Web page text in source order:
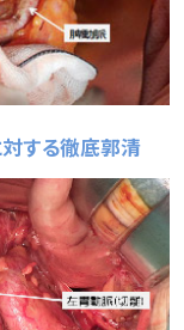
する徹底郭清